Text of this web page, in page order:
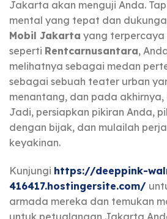
Jakarta akan menguji Anda.
mental yang tepat dan
Mobil Jakarta yang terpercaya
seperti Rentcarnusantara,
melihatnya sebagai medan
sebagai sebuah teater urban
menantang, dan pada
Jadi, persiapkan pikiran Anda,
dengan bijak, dan mulailah
keyakinan.
Kunjungi https://deeppink-
416417.hostingersite.com/
armada mereka dan temukan